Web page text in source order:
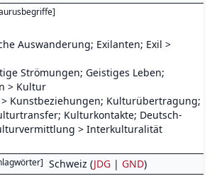
]
Auswanderung; Exilanten; Exil >
Strömungen; Geistiges Leben;
> Kultur
Kunstbeziehungen; Kulturübertragung;
Kulturkontakte; Deutsch-
> Interkulturalität
] Schweiz (JDG | GND)